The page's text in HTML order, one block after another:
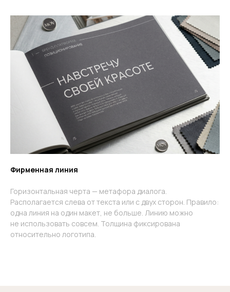
Фирменная линия
Горизонтальная черта — метафора диалога.
Располагается слева от текста или с двух сторон. Правило:
одна линия на один макет, не больше. Линию можно
не использовать совсем. Толщина фиксирована
относительно логотипа.